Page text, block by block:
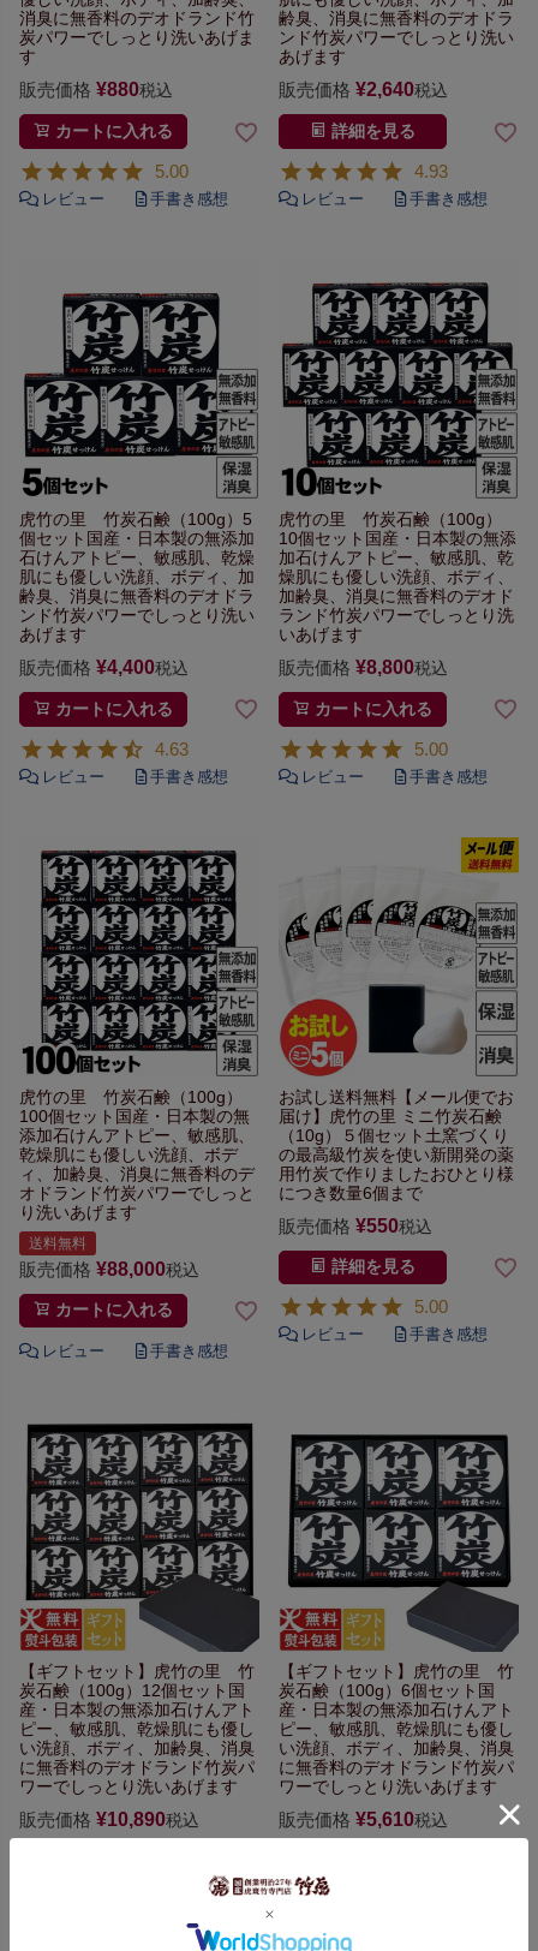
消臭に無香料のデオドランド竹
炭パワーでしっとり洗いあげま
す
販売価格 ¥880税込
カートに入れる
5.00
齢臭、 消臭に無香料のデオドラ
ンド竹炭パワーでしっとり洗い
あげます
販売価格 ¥2,640税込
詳細を見る
4.93
虎竹の里 竹炭石鹸（100g）5
個セット 国産・日本製の無添加
石けんアトピー、敏感肌、乾燥
肌にも優しい洗顔、ボディ、加
齢臭、 消臭に無香料のデオドラ
ンド竹炭パワーでしっとり洗い
あげます
販売価格 ¥4,400税込
カートに入れる
4.63
虎竹の里 竹炭石鹸（100g）
10個セット 国産・日本製の無添
加石けんアトピー、敏感肌、乾
燥肌にも優しい洗顔、ボディ、
加齢臭、 消臭に無香料のデオド
ランド竹炭パワーでしっとり洗
いあげます
販売価格 ¥8,800税込
カートに入れる
5.00
虎竹の里 竹炭石鹸（100g）
100個セット 国産・日本製の無
添加石けんアトピー、敏感肌、
乾燥肌にも優しい洗顔、ボデ
ィ、加齢臭、 消臭に無香料のデ
オドランド竹炭パワーでしっと
り洗いあげます
送料無料
販売価格 ¥88,000税込
カートに入れる
お試し送料無料【メール便でお
届け】
虎竹の里 ミニ竹炭石鹸
（10g）５個セット 土窯づくり
の最高級竹炭を使い新開発の薬
用竹炭で作りましたおひとり様
につき数量6個まで
販売価格 ¥550税込
詳細を見る
5.00
【ギフトセット】 虎竹の里 竹
炭石鹸（100g）12個セット 国
産・日本製の無添加石けんアト
ピー、敏感肌、乾燥肌にも優し
い洗顔、ボディ、加齢臭、 消臭
に無香料のデオドランド竹炭パ
ワーでしっとり洗いあげます
販売価格 ¥10,890税込
【ギフトセット】 虎竹の里 竹
炭石鹸（100g）6個セット 国
産・日本製の無添加石けんアト
ピー、敏感肌、乾燥肌にも優し
い洗顔、ボディ、加齢臭、 消臭
に無香料のデオドランド竹炭パ
ワーでしっとり洗いあげます
販売価格 ¥5,610税込